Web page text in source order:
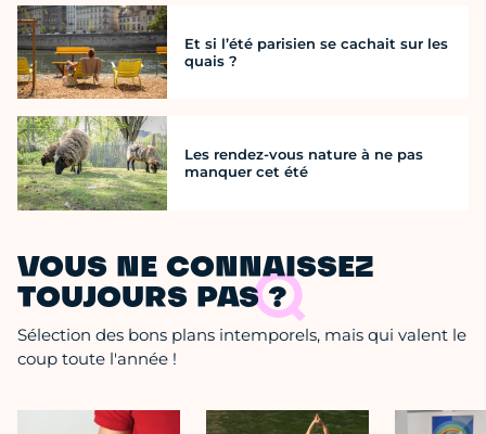
Et si l’été parisien se cachait sur les
quais ?
Les rendez-vous nature à ne pas
manquer cet été
VOUS NE CONNAISSEZ
TOUJOURS PAS ?
Sélection des bons plans intemporels, mais qui valent le
coup toute l'année !